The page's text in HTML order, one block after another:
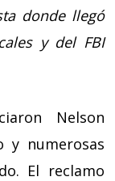
donde llegó
y del FBI
Nelson
y numerosas
El reclamo